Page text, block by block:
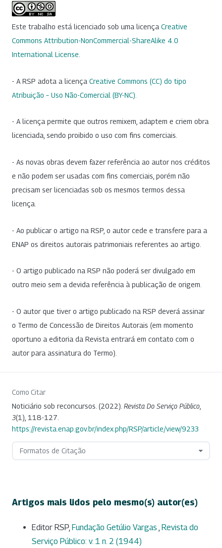
Este trabalho está licenciado sob uma licença Creative
Commons Attribution-NonCommercial-ShareAlike 4.0
International License
- A RSP adota a licença Creative Commons (CC) do tipo
Atribuição – Uso Não-Comercial (BY-NC)
- A licença permite que outros remixem, adaptem e criem obra
licenciada, sendo proibido o uso com fins comerciais.
- As novas obras devem fazer referência ao autor nos créditos
e não podem ser usadas com fins comerciais, porém não
precisam ser licenciadas sob os mesmos termos dessa
licença.
- Ao publicar o artigo na RSP, o autor cede e transfere para a
ENAP os direitos autorais patrimoniais referentes ao artigo.
- O artigo publicado na RSP não poderá ser divulgado em
outro meio sem a devida referência à publicação de origem.
- O autor que tiver o artigo publicado na RSP deverá assinar
o Termo de Concessão de Direitos Autorais (em momento
oportuno a editoria da Revista entrará em contato com o
autor para assinatura do Termo).
Como Citar
Noticiário sob reconcursos. (2022). Revista Do Serviço Público
3(1), 118-127.
https://revista.enap.gov.br/index.php/RSP/article/view/9233
Formatos de Citação
Artigos mais lidos pelo mesmo(s) autor(es)
Editor RSP, Fundação Getúlio Vargas , Revista do
Serviço Público: v. 1 n. 2 (1944)